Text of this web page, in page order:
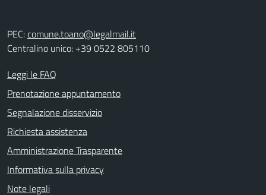
PEC:comune.toano@legalmail.it
Centralino unico: +39 0522 805110
Leggi le FAQ
Prenotazione appuntamento
Segnalazione disservizio
Richiesta assistenza
Amministrazione Trasparente
Informativa sulla privacy
Note legali